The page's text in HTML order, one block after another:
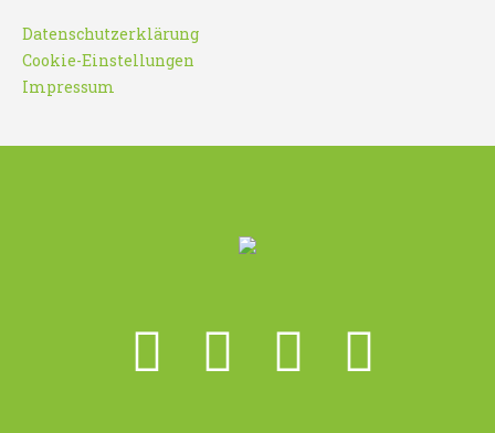
Datenschutzerklärung
Cookie-Einstellungen
Impressum